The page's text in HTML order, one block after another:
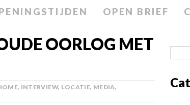
OPEN BRIEF
OORLOG MET
, INTERVIEW, LOCATIE, MEDIA,